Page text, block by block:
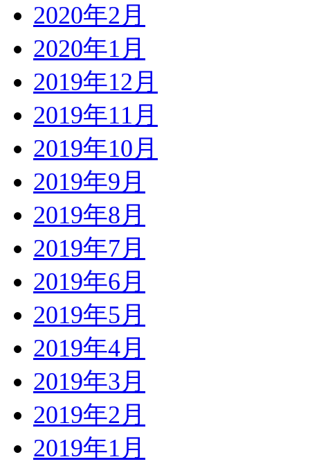
2020年2月
2020年1月
2019年12月
2019年11月
2019年10月
2019年9月
2019年8月
2019年7月
2019年6月
2019年5月
2019年4月
2019年3月
2019年2月
2019年1月